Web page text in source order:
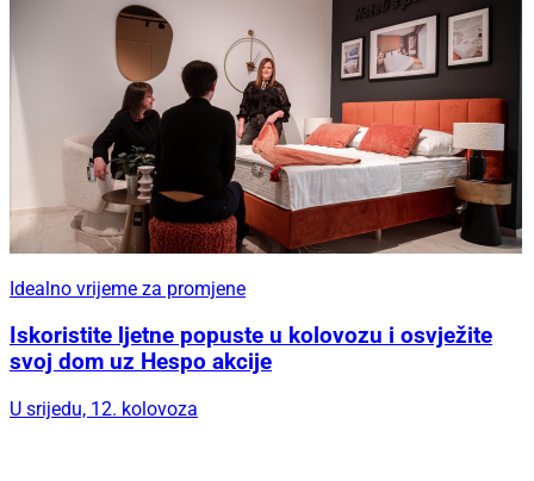
Idealno vrijeme za promjene
Iskoristite ljetne popuste u kolovozu i osvježite
svoj dom uz Hespo akcije
U srijedu, 12. kolovoza